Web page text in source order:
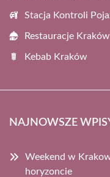
Stacja Kontroli
Restauracje Kraków
Kebab Kraków
NAJNOWSZE
Weekend w
horyzoncie